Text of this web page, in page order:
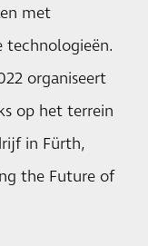
met
technologieën.
organiseert
op het terrein
in Fürth,
the Future of